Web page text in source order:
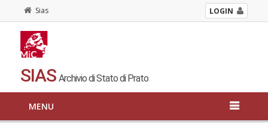
Sias LOGIN
SIAS Archivio di Stato di Prato
MENU